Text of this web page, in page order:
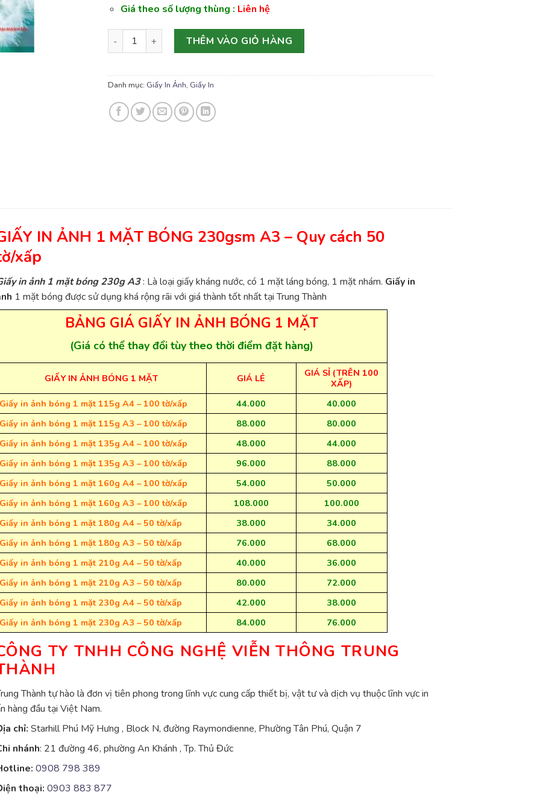
Giá theo số lượng thùng : Liên hệ
Giấy Ảnh 1 Mặt 230gsm A3 số lượng
THÊM VÀO GIỎ HÀNG
Danh mục: Giấy In Ảnh, Giấy In
IN ẢNH 1 MẶT BÓNG 230gsm A3 – Quy cách 50
xấp
in ảnh 1 mặt bóng 230g A3: Là loại giấy kháng nước, có 1 mặt láng bóng, 1 mặt nhám. Giấy in
1 mặt bóng được sử dụng khá rộng rãi với giá thành tốt nhất tại Trung Thành
BẢNG GIÁ GIẤY IN ẢNH BÓNG 1 MẶT
(Giá có thể thay đổi tùy theo thời điểm đặt hàng)
GIẤY IN ẢNH BÓNG 1 MẶT GIÁ LẺ
GIÁ SỈ (TRÊN 100
XẤP)
in ảnh bóng 1 mặt 115g A4 – 100 tờ/xấp
44.000
40.000
in ảnh bóng 1 mặt 115g A3 – 100 tờ/xấp
88.000
80.000
in ảnh bóng 1 mặt 135g A4 – 100 tờ/xấp
48.000
44.000
in ảnh bóng 1 mặt 135g A3 – 100 tờ/xấp
96.000
88.000
in ảnh bóng 1 mặt 160g A4 – 100 tờ/xấp
54.000
50.000
in ảnh bóng 1 mặt 160g A3 – 100 tờ/xấp
108.000
100.000
in ảnh bóng 1 mặt 180g A4 – 50 tờ/xấp
38.000
34.000
in ảnh bóng 1 mặt 180g A3 – 50 tờ/xấp
76.000
68.000
in ảnh bóng 1 mặt 210g A4 – 50 tờ/xấp
40.000
36.000
in ảnh bóng 1 mặt 210g A3 – 50 tờ/xấp
80.000
72.000
in ảnh bóng 1 mặt 230g A4 – 50 tờ/xấp
42.000
38.000
in ảnh bóng 1 mặt 230g A3 – 50 tờ/xấp
84.000 76.000
TY TNHH CÔNG NGHỆ VIỄN THÔNG TRUNG
Thành tự hào là đơn vị tiên phong trong lĩnh vực cung cấp thiết bị, vật tư và dịch vụ thuộc lĩnh vực in
hàng đầu tại Việt Nam.
chỉ: Starhill Phú Mỹ Hưng , Block N, đường Raymondienne, Phường Tân Phú, Quận 7
nhánh: 21 đường 46, phường An Khánh , Tp. Thủ Đức
0908 798 389
thoại: 0903 883 877